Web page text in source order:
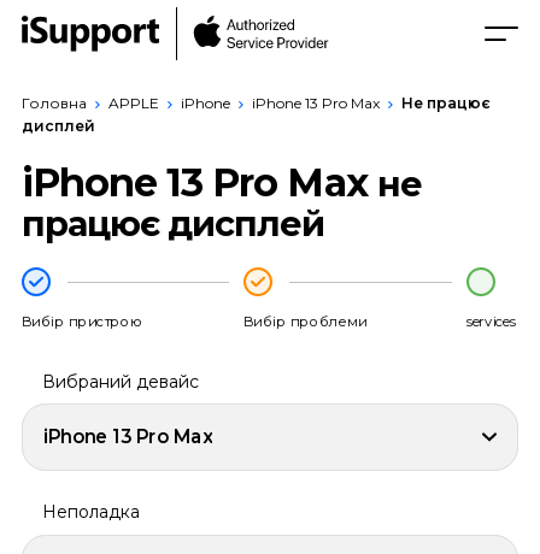
Головна APPLE iPhone iPhone 13 Pro Max
Не працює
дисплей
iPhone 13 Pro Max не
працює дисплей
Вибір пристрою Вибір проблеми services
Вибраний девайс
iPhone 13 Pro Max
Неполадка